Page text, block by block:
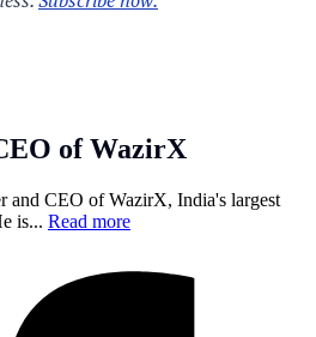
of WazirX
and CEO of WazirX, India's largest
is... Read more